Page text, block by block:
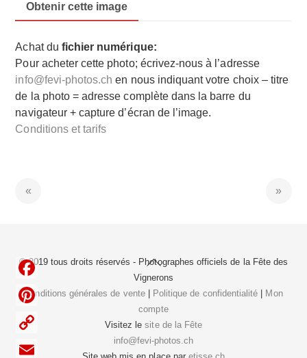
Obtenir cette image
Achat du fichier numérique:
Pour acheter cette photo; écrivez-nous à l’adresse
info@fevi-photos.ch en nous indiquant votre choix – titre
de la photo = adresse complète dans la barre du
navigateur + capture d’écran de l’image.
Conditions et tarifs
Back
To
Top
© 2019 tous droits réservés - Photographes officiels de la Fête des
Vignerons
Conditions générales de vente| Politique de confidentialité
Mon
compte
Visitez lesite de la Fête
info@fevi-photos.ch
F
c
e
C